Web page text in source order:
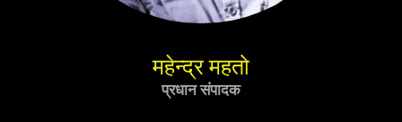
महेन्द्र महतो
प्रधान संपादक